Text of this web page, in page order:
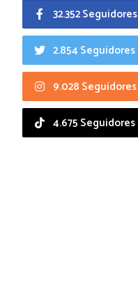
32.352 Seguidores
2.854 Seguidores
9.028 Seguidores
4.675 Seguidores